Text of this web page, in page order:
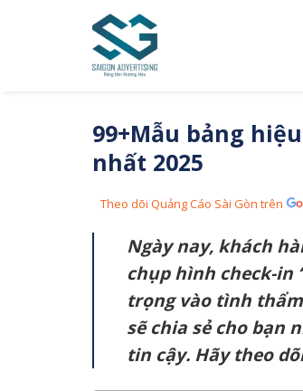
99+Mẫu bảng
nhất 2025
Theo dõi Quảng Cáo Sài Gòn trên
Ngày nay, khách
chụp hình check-in
trọng vào tình
sẽ chia sẻ cho bạn
tin cậy. Hãy theo